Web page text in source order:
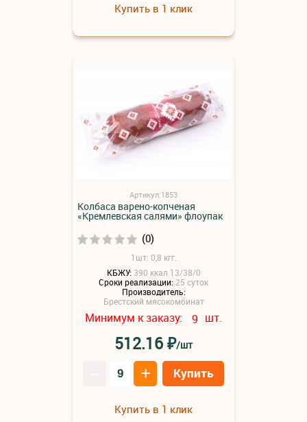
Купить в 1 клик
Артикул:1853
Колбаса варено-копченая
«Кремлевская салями» флоупак
(0)
1шт: 0,8 кгг.
КБЖУ: 390 ккал 13/38/0
Сроки реализации: 25 суток
Производитель:
Брестский мясокомбинат
Минимум к заказу: 9 шт.
512.16₽/шт
+ Купить
Купить в 1 клик